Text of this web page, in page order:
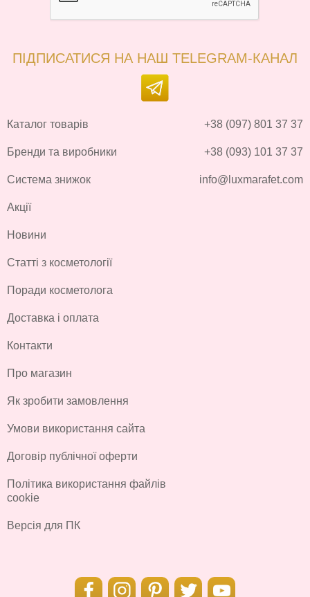
ПІДПИСАТИСЯ НА НАШ TELEGRAM-КАНАЛ
Каталог товарів
Бренди та виробники
Система знижок
Акції
Новини
Статті з косметології
Поради косметолога
Доставка і оплата
Контакти
Про магазин
Як зробити замовлення
Умови використання сайта
Договір публічної оферти
Політика використання файлів
cookie
Версія для ПК
+38 (097) 801 37 37
+38 (093) 101 37 37
info@luxmarafet.com